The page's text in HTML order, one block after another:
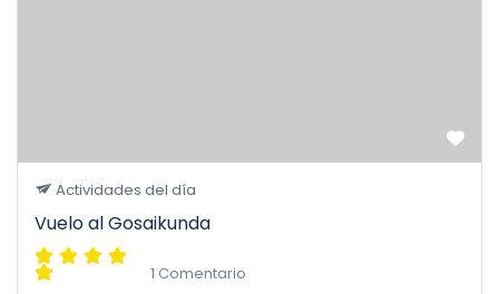
Actividades del día
Vuelo al Gosaikunda
1 Comentario